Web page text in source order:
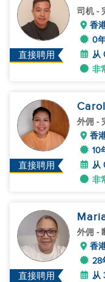
直接聘用
司机-
香
0
从
非
直接聘用
Carol
外佣 -
香
10
从
非
直接聘用
外佣 -
香
28
从